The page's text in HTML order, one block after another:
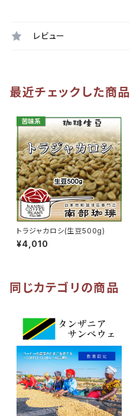
レビュー
最近チェックした商品
トラジャカロシ(生豆500g)
¥4,010
同じカテゴリの商品